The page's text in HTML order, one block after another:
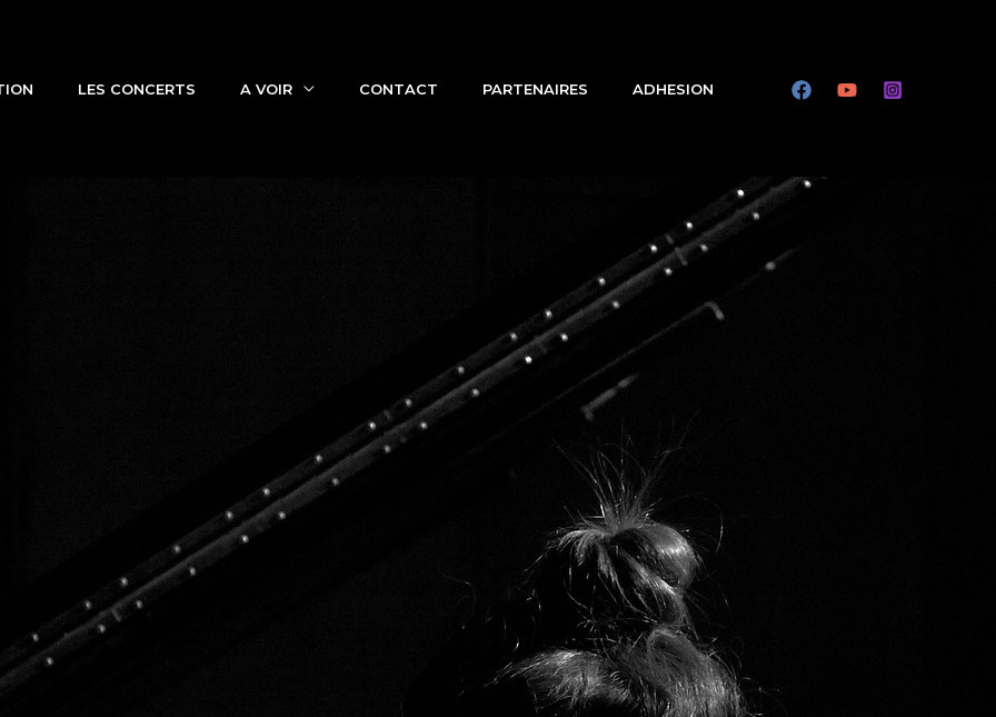
LES CONCERTS A VOIR CONTACT PARTENAIRES ADHESION